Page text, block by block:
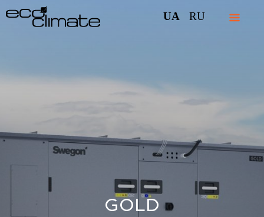
UA RU
GOLD